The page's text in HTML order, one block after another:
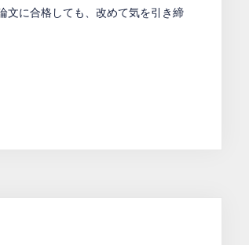
文に合格しても、改めて気を引き締